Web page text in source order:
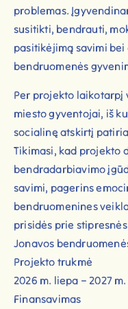
problemas.
susitikti, bendrauti,
pasitikėjimą savimi
bendruomenės
Per projekto laikotarpį
miesto gyventojai, iš
socialinę atskirtį
Tikimasi, kad projekto
bendradarbiavimo
savimi, pagerins
bendruomenines
prisidės prie
Jonavos
Projekto trukmė
2026 m. liepa – 2027
Finansavimas